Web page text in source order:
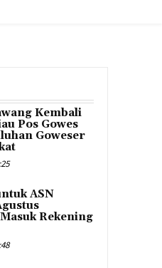
Kembali
Pos Gowes
Goweser
ASN
Rekening